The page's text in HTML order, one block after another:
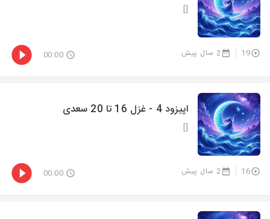
[]
19 2 سال پیش 00:00
اپیزود 4 - غزل 16 تا 20 سعدی
[]
16 2 سال پیش 00:00